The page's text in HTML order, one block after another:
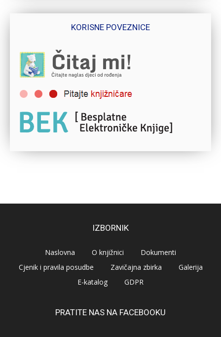
KORISNE POVEZNICE
IZBORNIK
Naslovna O knjižnici
Dokumenti
Cjenik i pravila posudbe
Zavičajna zbirka
Galerija
E-katalog
GDPR
PRATITE NAS NA FACEBOOKU